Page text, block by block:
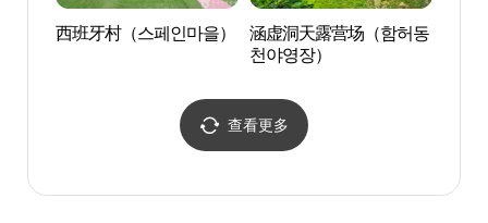
西班牙村（스페인마을）
涵虚洞天露营场（함허동
천야영장）
查看更多